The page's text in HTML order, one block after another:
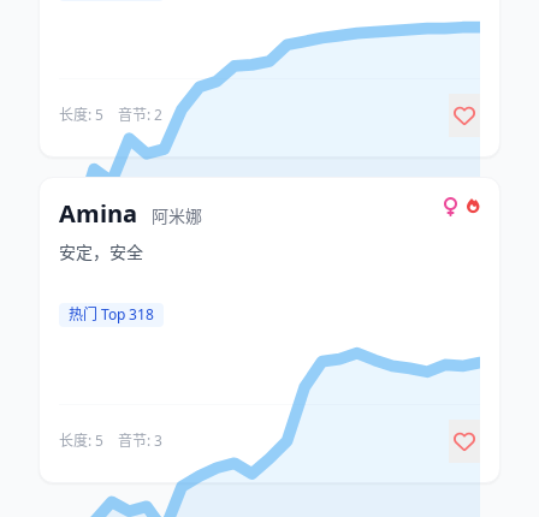
长度: 5 音节: 2
Amina
阿米娜
安定，安全
热门 Top 318
长度: 5 音节: 3